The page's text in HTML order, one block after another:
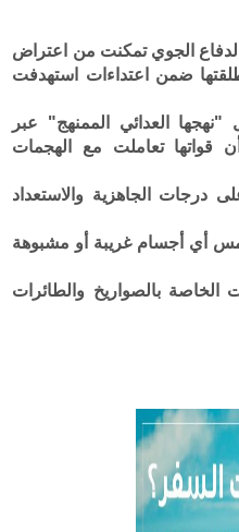
الدفاع الجوي تمكنت من اعتراض
ضمن اعتداءات استهدفت
"نهجها العدائي الممنهج" عبر
قواتها تعاملت مع الهجمات
درجات الجاهزية والاستعداد
أي أجسام غريبة أو مشبوهة
الخاصة بالصواريخ والطائرات